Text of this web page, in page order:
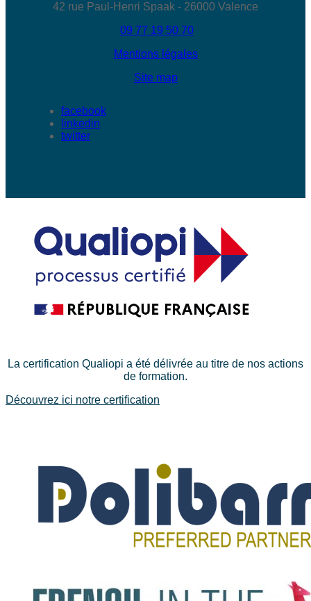
42 rue Paul-Henri Spaak - 26000 Valence
09 77 19 50 70
Mentions légales
Site map
facebook
linkedin
twitter
La certification Qualiopi a été délivrée au titre de nos actions
de formation.
Découvrez ici notre certification